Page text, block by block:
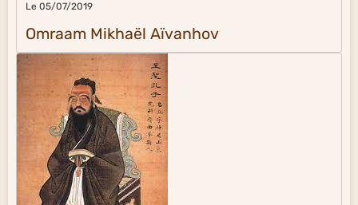
Le 05/07/2019
Omraam Mikhaël Aïvanhov